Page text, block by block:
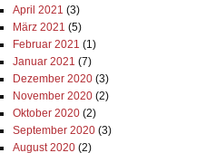
April 2021 (3)
März 2021 (5)
Februar 2021 (1)
Januar 2021 (7)
Dezember 2020(3)
November 2020(2)
Oktober 2020(2)
September 2020(3)
August 2020(2)